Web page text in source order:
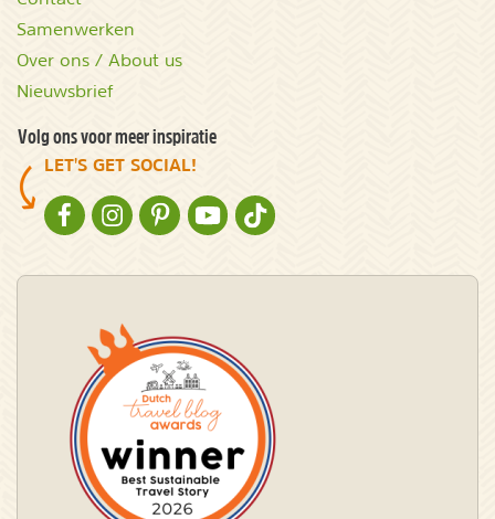
Samenwerken
Over ons / About us
Nieuwsbrief
Volg ons voor meer inspiratie
LET'S GET SOCIAL!
NATURESCANNER OP FACEBOOK
NATURESCANNER OP INSTAGRAM
NATURESCANNER OP PINTEREST
NATURESCANNER OP YOUTUBE
NATURESCANNER OP TIKTOK